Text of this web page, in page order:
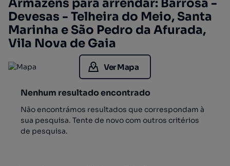
Armazéns para arrendar: Barrosa -
Devesas - Telheira do Meio, Santa
Marinha e São Pedro da Afurada,
Vila Nova de Gaia
Ver Mapa
Nenhum resultado encontrado
Não encontrámos resultados que correspondam à
sua pesquisa. Tente de novo com outros critérios
de pesquisa.